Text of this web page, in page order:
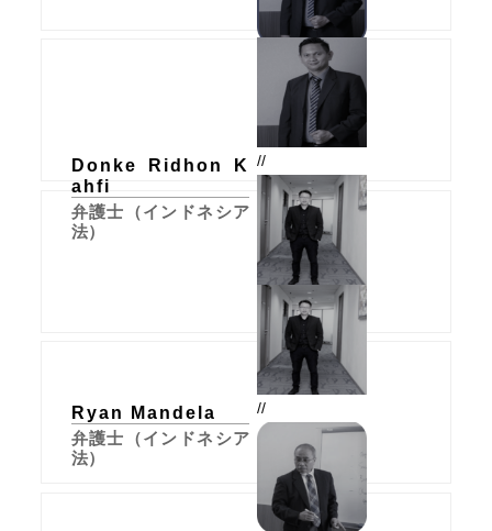
Donke Ridhon K
ahfi
弁護士（インドネシア
法）
//
Ryan Mandela
弁護士（インドネシア
法）
//